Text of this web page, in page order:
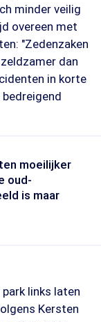
en een
binnen en
op
01.30 uur,
en sloeg
vervolgens
waarna
minder veilig
overeen met
"Zedenzaken
dan
in korte
moeilijker
oud-
is maar
links laten
Kersten